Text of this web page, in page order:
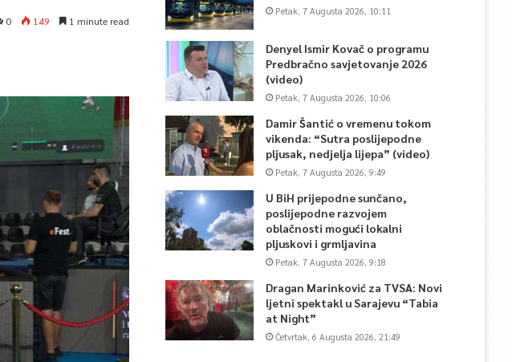
0 149 1 minute read
Petak, 7 Augusta 2026, 10:11
Denyel Ismir Kovač o programu
Predbračno savjetovanje 2026
(video)
Petak, 7 Augusta 2026, 10:06
Damir Šantić o vremenu tokom
vikenda: “Sutra poslijepodne
pljusak, nedjelja lijepa” (video)
Petak, 7 Augusta 2026, 9:49
U BiH prijepodne sunčano,
poslijepodne razvojem
oblačnosti mogući lokalni
pljuskovi i grmljavina
Petak, 7 Augusta 2026, 9:18
Dragan Marinković za TVSA: Novi
ljetni spektakl u Sarajevu “Tabia
at Night”
Četvrtak, 6 Augusta 2026, 21:49